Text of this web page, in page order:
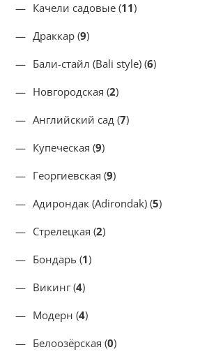
Качели садовые (11)
Драккар (9)
Бали-стайл (Bali style) (6)
Новгородская (2)
Английский сад (7)
Купеческая (9)
Георгиевская (9)
Адирондак (Adirondak) (5)
Стрелецкая (2)
Бондарь (1)
Викинг (4)
Модерн (4)
Белоозёрская (0)